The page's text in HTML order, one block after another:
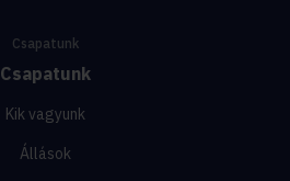
Csapatunk
Csapatunk
Kik vagyunk
Állások